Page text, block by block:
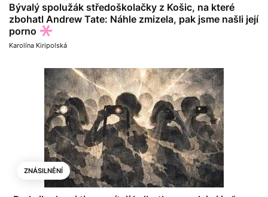
Bývalý spolužák středoškolačky z Košic, na které
zbohatl Andrew Tate: Náhle zmizela, pak jsme našli její
porno
Karolína Kiripolská
ZNÁSILNĚNÍ